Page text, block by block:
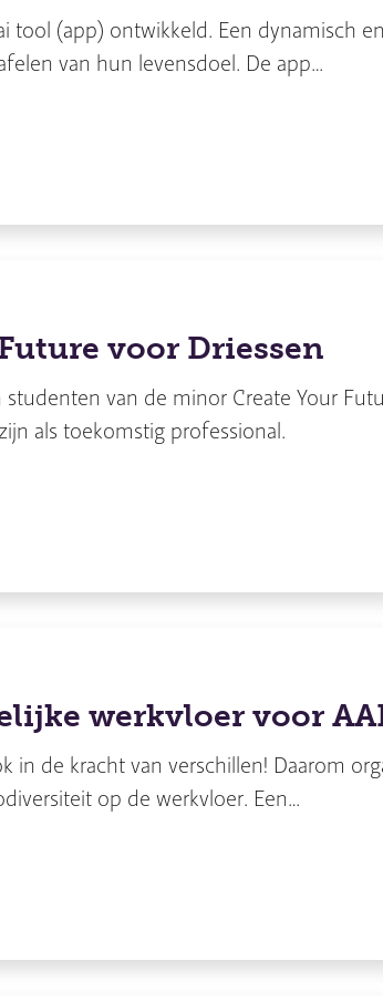
tool (app) ontwikkeld. Een dynamisch
van hun levensdoel. De app…
voor Driessen
van de minor Create Your
als toekomstig professional.
werkvloer voor
in de kracht van verschillen! Daarom
op de werkvloer. Een…